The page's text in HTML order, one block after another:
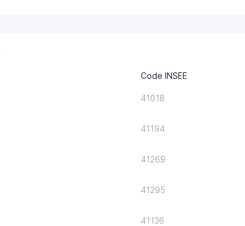
Code INSEE
41018
41194
41269
41295
41136